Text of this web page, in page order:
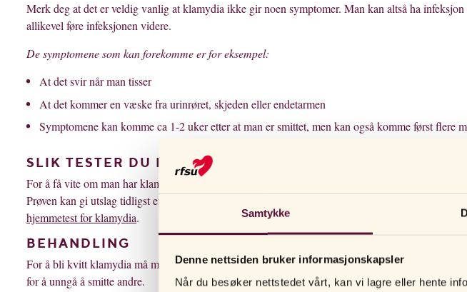
Samtykke
Denne nettsiden bruker informasjonskapsler
Når du besøker nettstedet vårt, kan vi lagre eller hente
Merk deg at det er veldig vanlig at klamydia ikke gir noen symptomer. Man kan altså ha
allikevel føre infeksjonen videre.
De symptomene som kan forekomme er for eksempel:
At det svir når man tisser
At det kommer en væske fra urinrøret, skjeden eller endetarmen
Symptomene kan komme ca 1-2 uker etter at man er smittet, men kan også komme først flere
SLIK TESTER DU DEG
For å få vite om man har klamydia må man ta en urinprøve eller la legen ta en prøve fra urinrøret,
Prøven kan gi utslag tidligst en uke etter at man har hatt ubeskyttet sex. Du kan teste deg på
hjemmetest for klamydia.
BEHANDLING
For å bli kvitt klamydia må man ta antibiotika. Legen som har ansvaret for behandlingen gir også
for å unngå å smitte andre.